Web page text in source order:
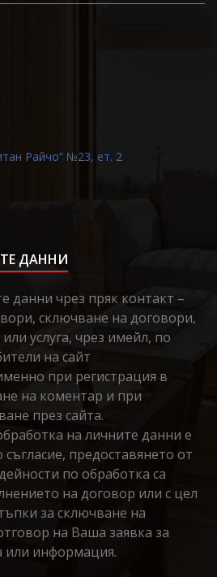
Райчо“ №23, ет. 2
ДАННИ
данни чрез пряк контакт –
сключване на договори,
услуга, чрез имейл, по
на сайт
при регистрация в
на коментар и при
през сайта.
на личните данни е
предоставянето от
по обработка са
на договор или с цел
за сключване на
на Ваша заявка за
или информация.